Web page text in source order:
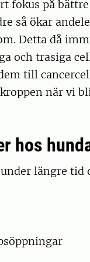
fokus på
så ökar
Detta då
och trasiga
till
när vi
hos
längre tid